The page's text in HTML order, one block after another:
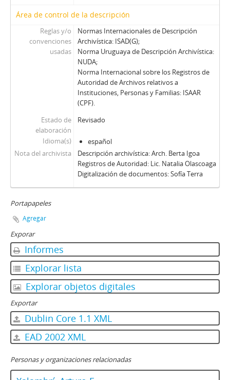
Área de control de la descripción
Reglas y/o
convenciones
usadas
Normas Internacionales de Descripción
Archivística: ISAD(G);
Norma Uruguaya de Descripción Archivística:
NUDA;
Norma Internacional sobre los Registros de
Autoridad de Archivos relativos a
Instituciones, Personas y Familias: ISAAR
(CPF).
Estado de
elaboración
Revisado
Idioma(s)
español
Nota del archivista
Descripción archivística: Arch. Berta Igoa
Registros de Autoridad: Lic. Natalia Olascoaga
Digitalización de documentos: Sofía Terra
Portapapeles
Agregar
Exporar
Informes
Explorar lista
Explorar objetos digitales
Exportar
Dublin Core 1.1 XML
EAD 2002 XML
Personas y organizaciones relacionadas